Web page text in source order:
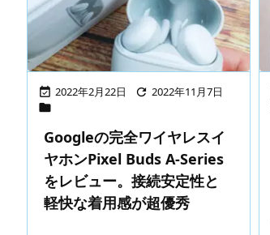
 2022年2月22日  2022年11月7日

Googleの完全ワイヤレスイ
ヤホンPixel Buds A-Series
をレビュー。接続安定性と
軽快な着用感が超優秀